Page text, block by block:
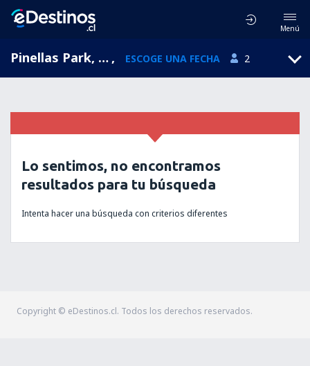
Menú
Pinellas Park, Florida, Estados Unidos , ESCOGE UNA FECHA 2
Lo sentimos, no encontramos
resultados para tu búsqueda
Intenta hacer una búsqueda con criterios diferentes
Copyright © eDestinos.cl. Todos los derechos reservados.